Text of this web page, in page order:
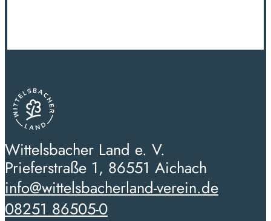
Wittelsbacher Land e. V.
Prieferstraße 1, 86551 Aichach
info@wittelsbacherland-verein.de
08251 86505-0